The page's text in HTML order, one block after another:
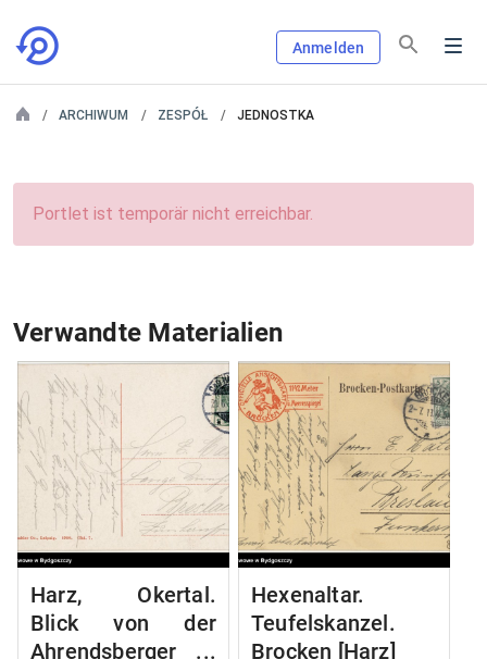
Anmelden
ARCHIWUM ZESPÓŁ JEDNOSTKA
Portlet ist temporär nicht erreichbar.
Verwandte Materialien
Harz, Okertal.
Blick von der
Ahrendsberger
Hexenaltar.
Teufelskanzel.
Brocken [Harz]